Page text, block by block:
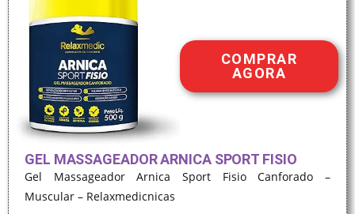
COMPRAR
AGORA
GEL MASSAGEADOR ARNICA SPORT FISIO
Gel Massageador Arnica Sport Fisio Canforado –
Muscular – Relaxmedicnicas